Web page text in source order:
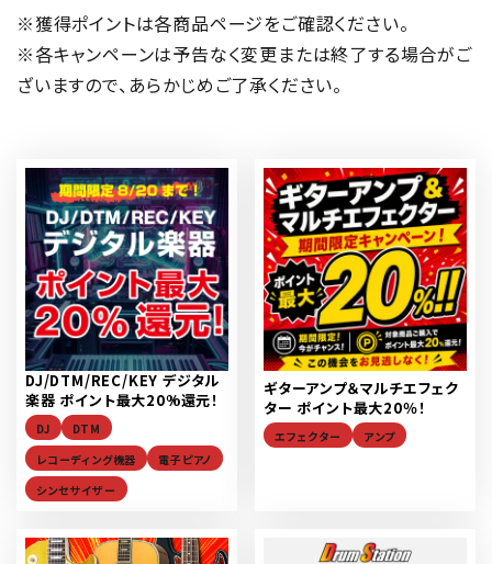
※獲得ポイントは各商品ページをご確認ください。
※各キャンペーンは予告なく変更または終了する場合がご
ざいますので、あらかじめご了承ください。
DJ/DTM/REC/KEY デジタル
楽器 ポイント最大20%還元！
DJ
DTM
レコーディング機器
電子ピアノ
シンセサイザー
ギターアンプ＆マルチエフェク
ター ポイント最大20％！
エフェクター アンプ